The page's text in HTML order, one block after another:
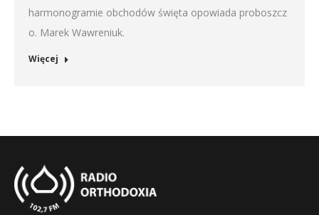
harmonogramie obchodów święta opowiada proboszcz
o. Marek Wawreniuk.
Więcej